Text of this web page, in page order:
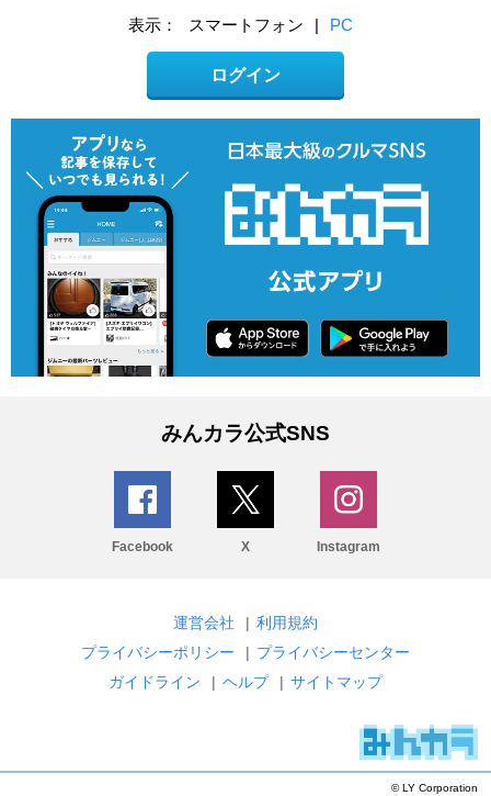
表示： スマートフォン PC
ログイン
みんカラ公式SNS
Facebook X Instagram
運営会社 | 利用規約
プライバシーポリシー
| プライバシーセンター
ガイドライン
| ヘルプ | サイトマップ
© LY Corporation